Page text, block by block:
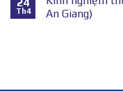
Th4
An Giang)